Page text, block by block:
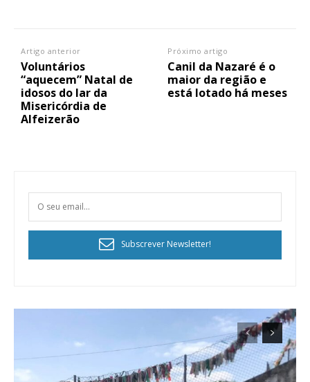
Artigo anterior
Voluntários
“aquecem” Natal de
idosos do lar da
Misericórdia de
Alfeizerão
Próximo artigo
Canil da Nazaré é o
maior da região e
está lotado há meses
Subscrever Newsletter!